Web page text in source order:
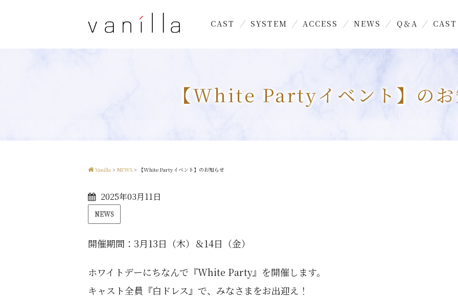
CAST SYSTEM ACCESS NEWS Q＆A
【White Partyイベント】の
Vanilla > NEWS > 【White Partyイベント】のお知らせ
2025年03月11日
NEWS
開催期間：3月13日（木）＆14日（金）
ホワイトデーにちなんで『White Party』を開催します。
キャスト全員『白ドレス』で、みなさまをお出迎え！